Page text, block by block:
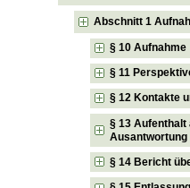
Abschnitt 1
§ 10 Aufnahme
§ 11
§ 12 Kontakte
§ 13 Aufenthalt
Ausantwortung
§ 14 Bericht